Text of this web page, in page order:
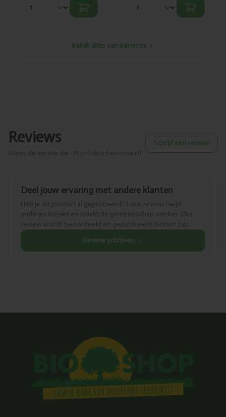
Bekijk alles van Benecos
Reviews Schrijf een review
Deel jouw ervaring met andere klanten
Heb je dit product al geprobeerd? Jouw review helpt
anderen kiezen en maakt de gemeenschap sterker. Elke
review wordt beoordeeld en gepubliceerd binnen 24u.
Review schrijven →